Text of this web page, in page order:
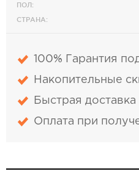
ПОЛ:
СТРАНА:
100% Гарантия
Накопительные
Быстрая доставка
Оплата при